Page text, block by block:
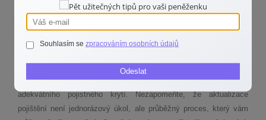
zahrnuty v pojistné smlouvě. Nezapomeňte pravidelně
přezkoumávat podmínky své pojistné smlouvy a využívat
možnosti automatické indexace, pokud je vaše pojišťovna nabízí.
Na závěr je dobré si připomenout, že pravidelná komunikace
s vaší pojišťovnou a finančním poradcem je klíčem k udržení
adekvátního pojistného krytí. Nezapomeňte, že aktualizace
pojištění není jednorázový úkol, ale průběžný proces, který vám
Souhlasím se zpracováním osobních údajů
Odeslat